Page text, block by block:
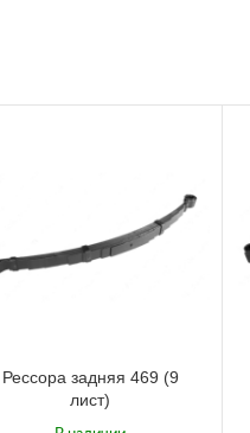
Рессора задняя 469 (9
лист)